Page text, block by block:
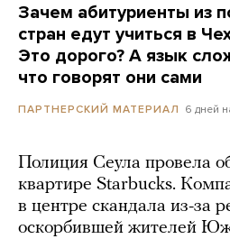
Зачем абитуриенты из
стран едут учиться в
Это дорого? А язык
что говорят они сами
ПАРТНЕРСКИЙ МАТЕРИАЛ 6 дней
Полиция Сеула провела
квартире Starbucks.
в центре скандала из-за
оскорбившей жителей